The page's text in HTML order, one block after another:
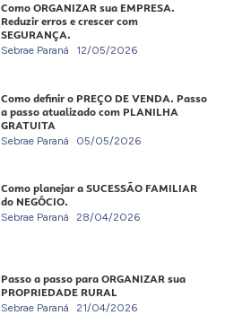
Como ORGANIZAR sua EMPRESA.
Reduzir erros e crescer com
SEGURANÇA.
Sebrae Paraná 12/05/2026
Como definir o PREÇO DE VENDA. Passo
a passo atualizado com PLANILHA
GRATUITA
Sebrae Paraná 05/05/2026
Como planejar a SUCESSÃO FAMILIAR
do NEGÓCIO.
Sebrae Paraná 28/04/2026
Passo a passo para ORGANIZAR sua
PROPRIEDADE RURAL
Sebrae Paraná 21/04/2026